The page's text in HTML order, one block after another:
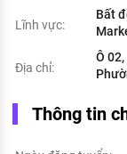
Lĩnh vực:
Bất
Địa chỉ:
Ô
Thông tin